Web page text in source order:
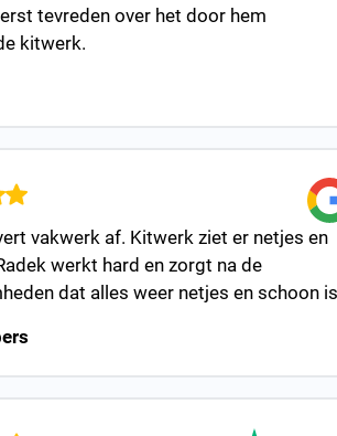
tevreden over het door hem
kitwerk.
vakwerk af. Kitwerk ziet er netjes en
werkt hard en zorgt na de
dat alles weer netjes en schoon